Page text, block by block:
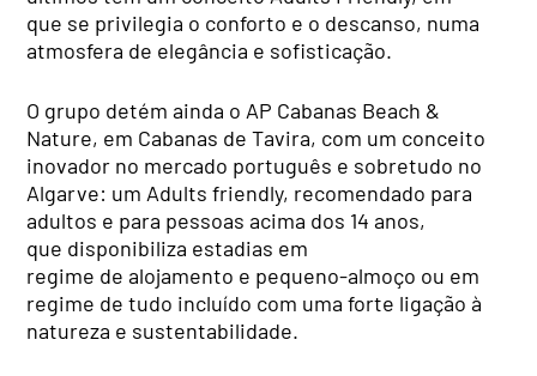
que se privilegia o conforto e o descanso, numa
atmosfera de elegância e sofisticação.
O grupo detém ainda o AP Cabanas Beach &
Nature, em Cabanas de Tavira, com um conceito
inovador no mercado português e sobretudo no
Algarve: um Adults friendly, recomendado para
adultos e para pessoas acima dos 14 anos,
que disponibiliza estadias em
regime de alojamento e pequeno-almoço ou em
regime de tudo incluído com uma forte ligação à
natureza e sustentabilidade.